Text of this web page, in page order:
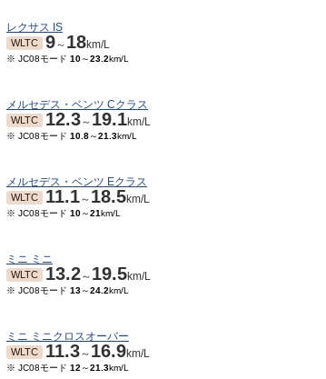
レクサス IS
WLTC 9～ 18km/L
※ JC08モード 10～23.2km/L
メルセデス・ベンツ Cクラス
WLTC 12.3～ 19.1km/L
※ JC08モード 10.8～21.3km/L
メルセデス・ベンツ Eクラス
WLTC 11.1～ 18.5km/L
※ JC08モード 10～21km/L
ミニ ミニ
WLTC 13.2～ 19.5km/L
※ JC08モード 13～24.2km/L
ミニ ミニクロスオーバー
WLTC 11.3～ 16.9km/L
※ JC08モード 12 ～21.3km/L